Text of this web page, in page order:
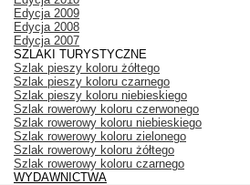
Edycja 2009
Edycja 2008
Edycja 2007
SZLAKI TURYSTYCZNE
Szlak pieszy koloru żółtego
Szlak pieszy koloru czarnego
Szlak pieszy koloru niebieskiego
Szlak rowerowy koloru czerwonego
Szlak rowerowy koloru niebieskiego
Szlak rowerowy koloru zielonego
Szlak rowerowy koloru żółtego
Szlak rowerowy koloru czarnego
WYDAWNICTWA